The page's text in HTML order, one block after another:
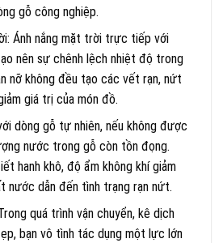
gỗ công nghiệp.
Ánh nắng mặt trời trực tiếp với
nên sự chênh lệch nhiệt độ trong
nỡ không đều tạo các vết rạn, nứt
giá trị của món đồ.
dòng gỗ tự nhiên, nếu không được
nước trong gỗ còn tồn đọng.
hanh khô, độ ẩm không khí giảm
nước dẫn đến tình trạng rạn nứt.
quá trình vận chuyển, kê dịch
bạn vô tình tác dụng một lực lớn